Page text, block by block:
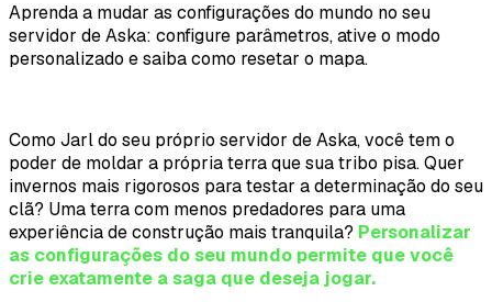
Aprenda a mudar as configurações do mundo no seu
servidor de Aska: configure parâmetros, ative o modo
personalizado e saiba como resetar o mapa.
Como Jarl do seu próprio servidor de Aska, você tem o
poder de moldar a própria terra que sua tribo pisa. Quer
invernos mais rigorosos para testar a determinação do seu
clã? Uma terra com menos predadores para uma
experiência de construção mais tranquila? Personalizar
as configurações do seu mundo permite que você
crie exatamente a saga que deseja jogar.